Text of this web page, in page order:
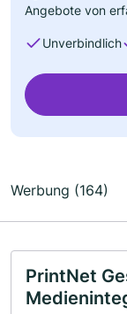
Angebote von
Unverbindlich
Werbung (164)
PrintNet